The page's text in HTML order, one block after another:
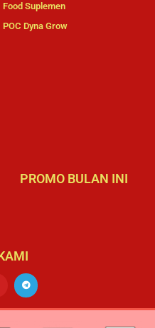
Food Suplemen
POC Dyna Grow
PROMO BULAN INI